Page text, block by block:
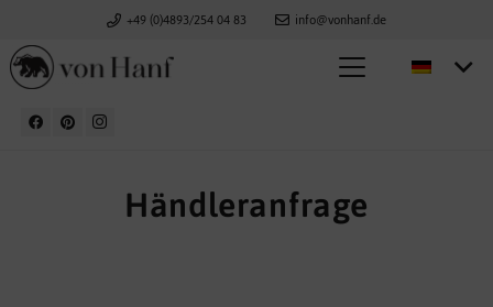
+49 (0)4893/254 04 83 info@vonhanf.de
Händleranfrage